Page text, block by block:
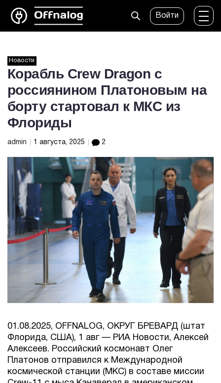
Войти
Новости
Корабль Crew Dragon с
россиянином Платоновым на
борту стартовал к МКС из
Флориды
admin 1 августа, 2025 2
01.08.2025, OFFNALOG, ОКРУГ БРЕВАРД (штат
Флорида, США), 1 авг — РИА Новости, Алексей
Алексеев. Российский космонавт Олег
Платонов отправился к Международной
космической станции (МКС) в составе миссии